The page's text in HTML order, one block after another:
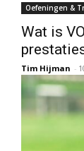
Oefeningen &
Wat is
Tim Hijman -